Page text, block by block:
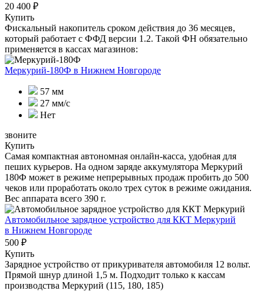
20 400 ₽
Купить
Фискальный накопитель сроком действия до 36 месяцев,
который работает с ФФД версии 1.2. Такой ФН обязательно
применяется в кассах магазинов:
Меркурий-180Ф в Нижнем Новгороде
57 мм
27 мм/с
Нет
звоните
Купить
Самая компактная автономная онлайн-касса, удобная для
пеших курьеров. На одном заряде аккумулятора Меркурий
180Ф может в режиме непрерывных продаж пробить до 500
чеков или проработать около трех суток в режиме ожидания.
Вес аппарата всего 390 г.
Автомобильное зарядное устройство для ККТ Меркурий
в Нижнем Новгороде
500 ₽
Купить
Зарядное устройство от прикуривателя автомобиля 12 вольт.
Прямой шнур длиной 1,5 м. Подходит только к кассам
производства Меркурий (115, 180, 185)